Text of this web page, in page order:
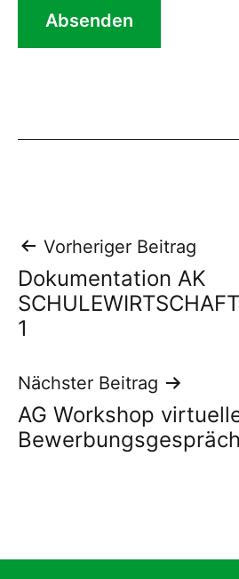
Vorheriger Beitrag
Dokumentation AK
1
Nächster Beitrag
AG Workshop